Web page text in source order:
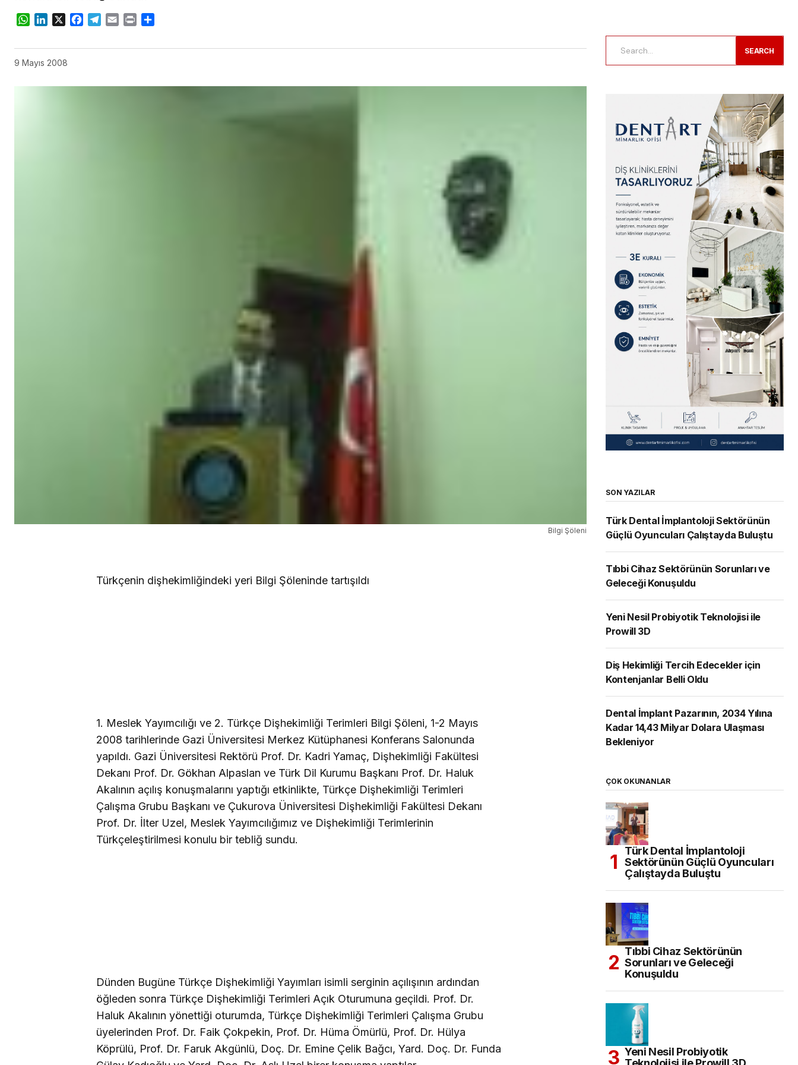
WhatsApp
LinkedIn
X Facebook
Telegram
Email Print
9 Mayıs 2008
Bilgi Şöleni
Türkçenin dişhekimliğindeki yeri Bilgi Şöleninde tartışıldı
1. Meslek Yayımcılığı ve 2. Türkçe Dişhekimliği Terimleri Bilgi Şöleni, 1-2 Mayıs
2008 tarihlerinde Gazi Üniversitesi Merkez Kütüphanesi Konferans Salonunda
yapıldı. Gazi Üniversitesi Rektörü Prof. Dr. Kadri Yamaç, Dişhekimliği Fakültesi
Dekanı Prof. Dr. Gökhan Alpaslan ve Türk Dil Kurumu Başkanı Prof. Dr. Haluk
Akalının açılış konuşmalarını yaptığı etkinlikte, Türkçe Dişhekimliği Terimleri
Çalışma Grubu Başkanı ve Çukurova Üniversitesi Dişhekimliği Fakültesi Dekanı
Prof. Dr. İlter Uzel, Meslek Yayımcılığımız ve Dişhekimliği Terimlerinin
Türkçeleştirilmesi konulu bir tebliğ sundu.
Dünden Bugüne Türkçe Dişhekimliği Yayımları isimli serginin açılışının ardından
öğleden sonra Türkçe Dişhekimliği Terimleri Açık Oturumuna geçildi. Prof. Dr.
Haluk Akalının yönettiği oturumda, Türkçe Dişhekimliği Terimleri Çalışma Grubu
üyelerinden Prof. Dr. Faik Çokpekin, Prof. Dr. Hüma Ömürlü, Prof. Dr. Hülya
Köprülü, Prof. Dr. Faruk Akgünlü, Doç. Dr. Emine Çelik Bağcı, Yard. Doç. Dr. Funda
SEARCH
SON YAZILAR
Türk Dental İmplantoloji Sektörünün
Güçlü Oyuncuları Çalıştayda Buluştu
Tıbbi Cihaz Sektörünün Sorunları ve
Geleceği Konuşuldu
Yeni Nesil Probiyotik Teknolojisi ile
Prowill 3D
Diş Hekimliği Tercih Edecekler için
Kontenjanlar Belli Oldu
Dental İmplant Pazarının, 2034 Yılına
Kadar 14,43 Milyar Dolara Ulaşması
Bekleniyor
ÇOK OKUNANLAR
Türk Dental İmplantoloji
Sektörünün Güçlü Oyuncuları
Çalıştayda Buluştu
Tıbbi Cihaz Sektörünün
Sorunları ve Geleceği
Konuşuldu
Yeni Nesil Probiyotik